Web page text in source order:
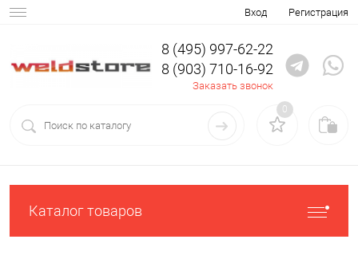
Вход Регистрация
8 (495) 997-62-22
8 (903) 710-16-92
Заказать звонок
0
Каталог товаров